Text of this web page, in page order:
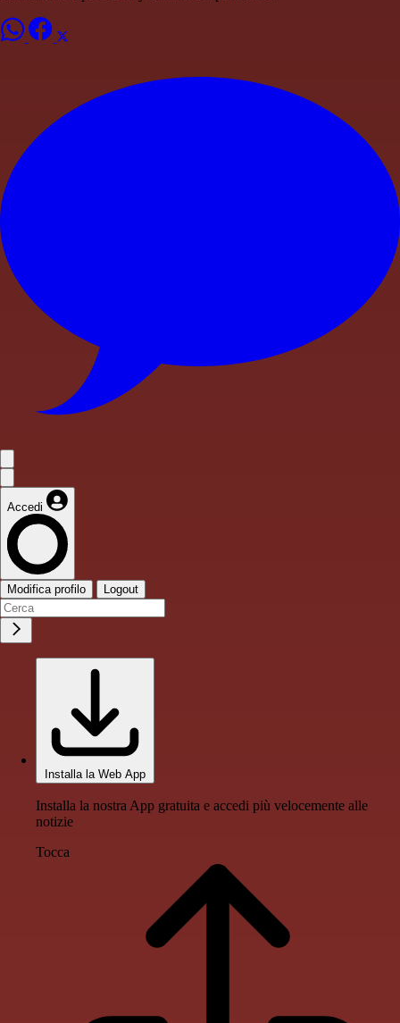
Accedi
Modifica profilo Logout
Installa la Web App
Installa la nostra App gratuita e accedi più velocemente alle
notizie
Tocca